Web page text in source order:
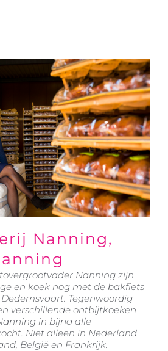
Nanning,
Nanning zijn
en koek nog met de bakfiets
Tegenwoordig
verschillende ontbijtkoeken
in bijna alle
Niet alleen in Nederland
België en Frankrijk.